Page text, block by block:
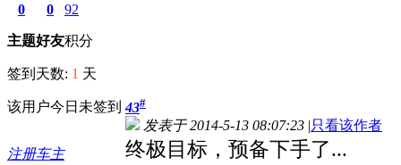
0
主题
0
好友
92
积分
签到天数: 1 天
该用户今日未签到
注册车主
43#
发表于 2014-5-13 08:07:23 |只看该作者
终极目标，预备下手了...